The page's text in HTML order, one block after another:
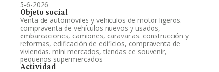
5-6-2026
Objeto social
Venta de automóviles y vehículos de motor ligeros.
compraventa de vehículos nuevos y usados,
embarcaciones, camiones, caravanas. construcción y
reformas, edificación de edificios, compraventa de
viviendas. mini mercados, tiendas de souvenir,
pequeños supermercados
Actividad